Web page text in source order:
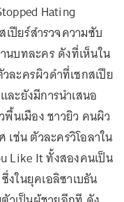
Hating
เปียร์สำรวจความซับ
นบทละคร ดังที่เห็นใน
ละครผิวดำที่เชกสเปีย
ะยังมีการนำเสนอ
นเมือง ชาวยิว คนผิว
เช่น ตัวละครวิโอลาใน
Like It ทั้งสองคนเป็น
ในยุคเอลิซาเบธัน